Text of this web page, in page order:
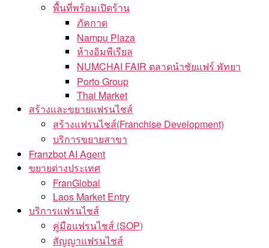
พื้นที่พร้อมเปิดร้าน
ภัคกาด
Nampu Plaza
ห้างอิมพีเรียล
NUMCHAI FAIR ตลาดนำชัยแฟร์ พัทยา
Porto Group
Thai Market
สร้างและขยายแฟรนไชส์
สร้างแฟรนไชส์(Franchise Development)
บริการขยายสาขา
Franzbot AI Agent
ขยายต่างประเทศ
FranGlobal
Laos Market Entry
บริการแฟรนไชส์
คู่มือแฟรนไชส์ (SOP)
สัญญาแฟรนไชส์